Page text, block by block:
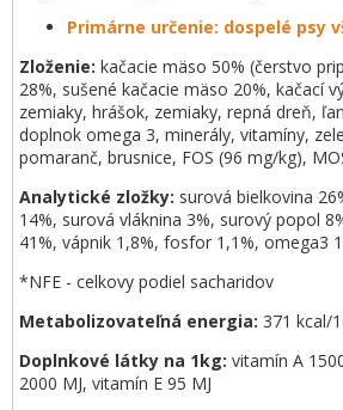
Primárne určenie: dospelé psy
Zloženie: kačacie mäso 50% (čerstvo
28%, sušené kačacie mäso 20%, kačací
zemiaky, hrášok, zemiaky, repná dreň,
doplnok omega 3, minerály, vitamíny,
pomaranč, brusnice, FOS (96 mg/kg),
Analytické zložky: surová bielkovina
14%, surová vláknina 3%, surový popol
41%, vápnik 1,8%, fosfor 1,1%, omega3
*NFE - celkovy podiel sacharidov
Metabolizovateľná energia: 371 kcal/
Doplnkové látky na 1kg: vitamín A
2000 MJ, vitamín E 95 MJ